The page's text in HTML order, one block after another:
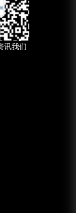
讯我们